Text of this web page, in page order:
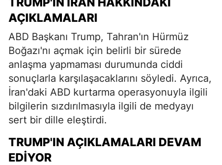
AÇIKLAMALARI
ABD Başkanı Trump, Tahran'ın Hürmüz
Boğazı'nı açmak için belirli bir sürede
anlaşma yapmaması durumunda ciddi
sonuçlarla karşılaşacaklarını söyledi. Ayrıca,
İran'daki ABD kurtarma operasyonuyla ilgili
bilgilerin sızdırılmasıyla ilgili de medyayı
sert bir dille eleştirdi.
TRUMP'IN AÇIKLAMALARI DEVAM
EDIYOR